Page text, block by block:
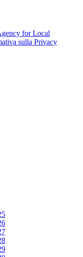
for Local
sulla Privacy